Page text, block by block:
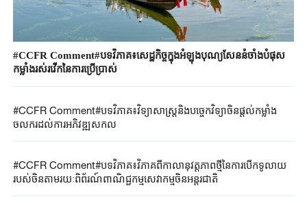
#CCFR​ Comment#​បទវិភាគ៖​សេដ្ឋកិច្ច​ក្នុង​អំឡុង​បុណ្យសែននំចាំងបំផុស
កម្លាំងរស់រវើកនៃ​ការ​ប្រើប្រាស់​
#CCFR​ Comment#​បទវិភាគ​៖​វិទ្យាសាស្ត្រនិង​បច្ចេកវិទ្យាចិន​ផ្តល់​កម្លាំង
ចលករ​ដល់ការអភិវឌ្ឍសកល​
#CCFR​ Comment#​បទវិភាគ​៖​វិភាគពី​កាលានុវត្តភាពថ្មីនៃ​ការបើកទូលាយ​
របស់ចិន​តាមរយៈ​ពិព័រណ៍​ពាណិជ្ជកម្ម​សេវាកម្ម​ចិន​អន្តរជាតិ​